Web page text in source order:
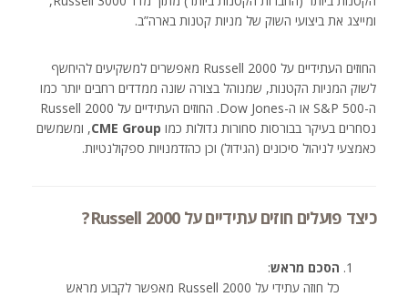
ומייצג את ביצועי השוק של מניות קטנות בארה”ב.
החוזים העתידיים על Russell 2000 מאפשרים למשקיעים להיחשף
לשוק המניות הקטנות, שמנוהל בצורה שונה ממדדים רחבים יותר כמו
ה-S&P 500 או ה-Dow Jones. החוזים העתידיים על Russell 2000
נסחרים בעיקר בבורסות סחורות גדולות כמו CME Group, ומשמשים
כאמצעי לניהול סיכונים (הגידול) וכן כהזדמנויות ספקולנטיות.
כיצד פועלים חוזים עתידיים על Russell 2000?
הסכם מראש:
כל חוזה עתידי על Russell 2000 מאפשר לקבוע מראש